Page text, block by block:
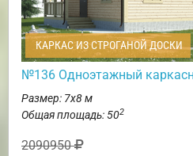
КАРКАС ИЗ СТРОГАНОЙ ДОСКИ
№136 Одноэтажный
Размер: 7х8 м
Общая площадь: 502
2090950